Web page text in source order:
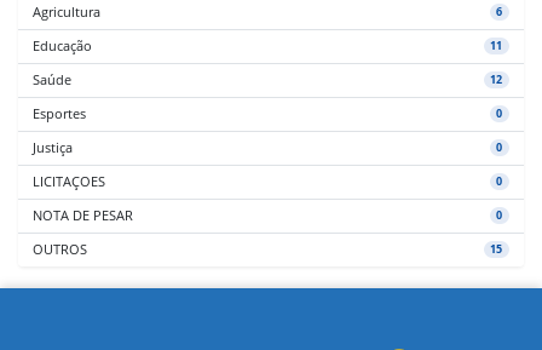
Agricultura 6
Educação 11
Saúde 12
Esportes 0
Justiça 0
LICITAÇOES 0
NOTA DE PESAR 0
OUTROS 15